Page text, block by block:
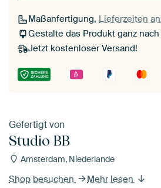
Maßanfertigung, Lieferzeiten
Gestalte das Produkt ganz
Jetzt kostenloser Versand!
Gefertigt von
Studio BB
Amsterdam, Niederlande
Shop besuchen Mehr lesen